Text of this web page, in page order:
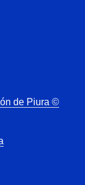
de Piura ©